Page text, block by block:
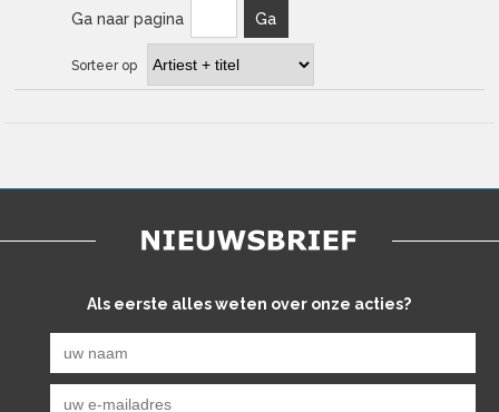
Ga naar pagina Ga
Sorteer op
Als eerste alles weten over onze acties?